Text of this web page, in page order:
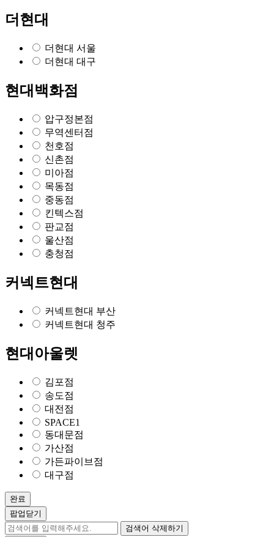
더현대
더현대 서울
더현대 대구
현대백화점
압구정본점
무역센터점
천호점
신촌점
미아점
목동점
중동점
킨텍스점
판교점
울산점
충청점
커넥트현대
커넥트현대 부산
커넥트현대 청주
현대아울렛
김포점
송도점
대전점
SPACE1
동대문점
가산점
가든파이브점
대구점
완료
팝업닫기
검색어 삭제하기